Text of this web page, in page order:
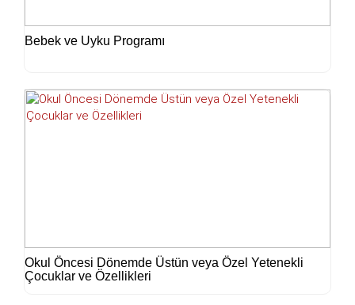
Bebek ve Uyku Programı
Okul Öncesi Dönemde Üstün veya Özel Yetenekli
Çocuklar ve Özellikleri